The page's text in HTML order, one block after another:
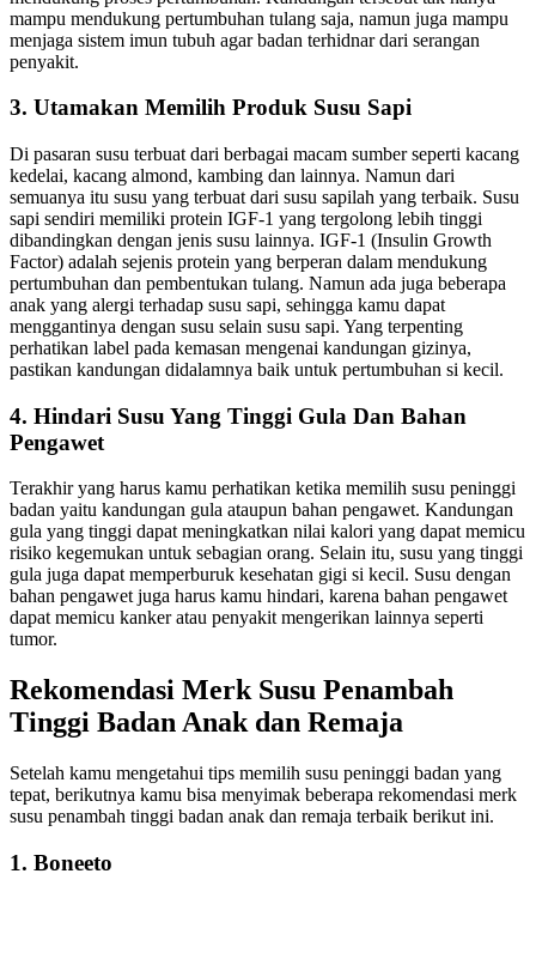
mampu mendukung pertumbuhan tulang saja, namun juga mampu
menjaga sistem imun tubuh agar badan terhidnar dari serangan
penyakit.
3. Utamakan Memilih Produk Susu Sapi
Di pasaran susu terbuat dari berbagai macam sumber seperti kacang
kedelai, kacang almond, kambing dan lainnya. Namun dari
semuanya itu susu yang terbuat dari susu sapilah yang terbaik. Susu
sapi sendiri memiliki protein IGF-1 yang tergolong lebih tinggi
dibandingkan dengan jenis susu lainnya. IGF-1 (Insulin Growth
Factor) adalah sejenis protein yang berperan dalam mendukung
pertumbuhan dan pembentukan tulang. Namun ada juga beberapa
anak yang alergi terhadap susu sapi, sehingga kamu dapat
menggantinya dengan susu selain susu sapi. Yang terpenting
perhatikan label pada kemasan mengenai kandungan gizinya,
pastikan kandungan didalamnya baik untuk pertumbuhan si kecil.
4. Hindari Susu Yang Tinggi Gula Dan Bahan
Pengawet
Terakhir yang harus kamu perhatikan ketika memilih susu peninggi
badan yaitu kandungan gula ataupun bahan pengawet. Kandungan
gula yang tinggi dapat meningkatkan nilai kalori yang dapat memicu
risiko kegemukan untuk sebagian orang. Selain itu, susu yang tinggi
gula juga dapat memperburuk kesehatan gigi si kecil. Susu dengan
bahan pengawet juga harus kamu hindari, karena bahan pengawet
dapat memicu kanker atau penyakit mengerikan lainnya seperti
tumor.
Rekomendasi Merk Susu Penambah
Tinggi Badan Anak dan Remaja
Setelah kamu mengetahui tips memilih susu peninggi badan yang
tepat, berikutnya kamu bisa menyimak beberapa rekomendasi merk
susu penambah tinggi badan anak dan remaja terbaik berikut ini.
1. Boneeto